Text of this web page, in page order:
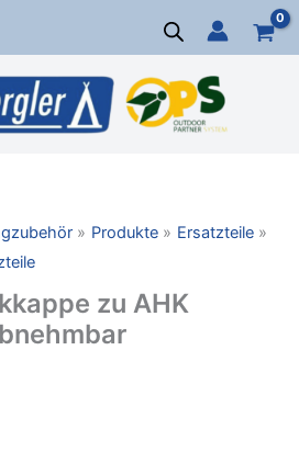
Produkte
Ersatzteile
zu AHK